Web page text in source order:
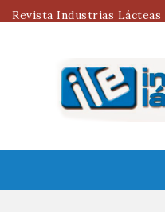
Revista Industrias Lácteas